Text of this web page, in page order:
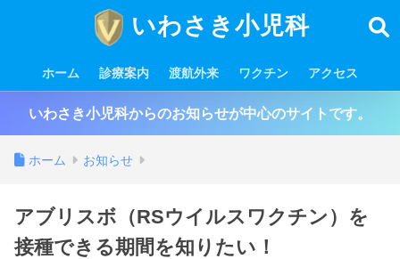
いわさき小児科
ホーム 診療案内 渡航外来 ワクチン アクセス
いわさき小児科からのお知らせが中心のサイトです。
ホーム お知らせ
アブリスボ（RSウイルスワクチン）を
接種できる期間を知りたい！